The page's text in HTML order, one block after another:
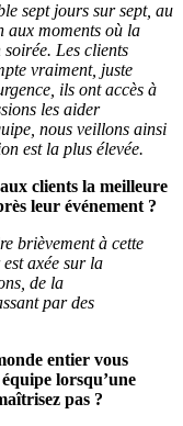
sept jours sur sept, au
aux moments où la
Les clients
vraiment, juste
ils ont accès à
les aider
nous veillons ainsi
est la plus élevée.
clients la meilleure
leur événement ?
brièvement à cette
axée sur la
de la
par des
entier vous
lorsqu’une
pas ?